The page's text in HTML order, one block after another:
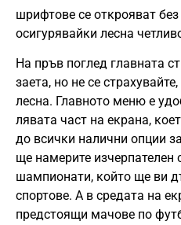
шрифтове се открояват
осигурявайки лесна
На пръв поглед главната
заета, но не се
лесна. Главното меню е
лявата част на екрана,
до всички налични опции
ще намерите изчерпателен
шампионати, който ще ви
спортове. А в средата на
предстоящи мачове по